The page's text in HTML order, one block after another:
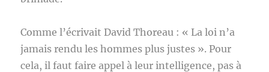
Comme l’écrivait David Thoreau : « La loi n’a
jamais rendu les hommes plus justes ». Pour
cela, il faut faire appel à leur intelligence, pas à